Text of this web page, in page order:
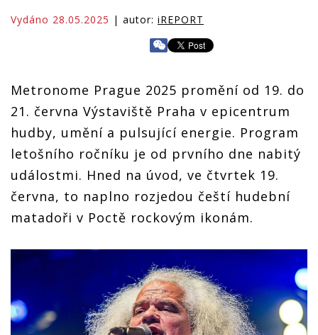
Vydáno 28.05.2025 | autor: iREPORT
Metronome Prague 2025 promění od 19. do
21. června Výstaviště Praha v epicentrum
hudby, umění a pulsující energie. Program
letošního ročníku je od prvního dne nabitý
událostmi. Hned na úvod, ve čtvrtek 19.
června, to naplno rozjedou čeští hudební
matadoři v Poctě rockovým ikonám.